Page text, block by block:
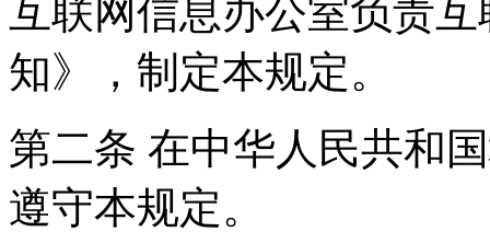
互联网信息办公室负责
知》，制定本规定。
第二条 在中华人民共和
遵守本规定。